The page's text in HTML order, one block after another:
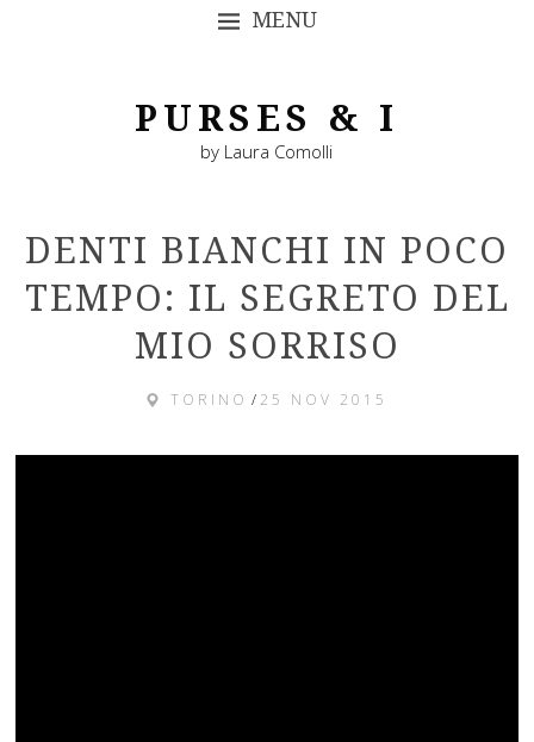
MENU
PURSES & I
by Laura Comolli
DENTI BIANCHI IN POCO
TEMPO: IL SEGRETO DEL
MIO SORRISO
TORINO / 25 NOV 2015